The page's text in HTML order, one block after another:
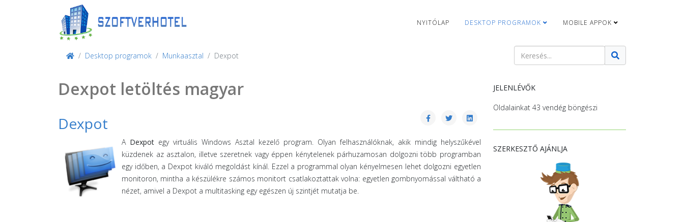
NYITÓLAP DESKTOP PROGRAMOK MOBILE APPOK
Desktop programok Munkaasztal Dexpot
Keresés
Dexpot letöltés magyar
Dexpot
A Dexpot egy virtuális Windows Asztal kezelő program. Olyan felhasználóknak, akik mindig helyszűkével
küzdenek az asztalon, illetve szeretnek vagy éppen kénytelenek párhuzamosan dolgozni több programban
egy időben, a Dexpot kiváló megoldást kínál. Ezzel a programmal olyan kényelmesen lehet dolgozni egyetlen
monitoron, mintha a készülékre számos monitort csatlakoztattak volna: egyetlen gombnyomással váltható a
nézet, amivel a Dexpot a multitasking egy egészen új szintjét mutatja be.
JELENLÉVŐK
Oldalainkat 43 vendég böngészi
SZERKESZTŐ AJÁNLJA